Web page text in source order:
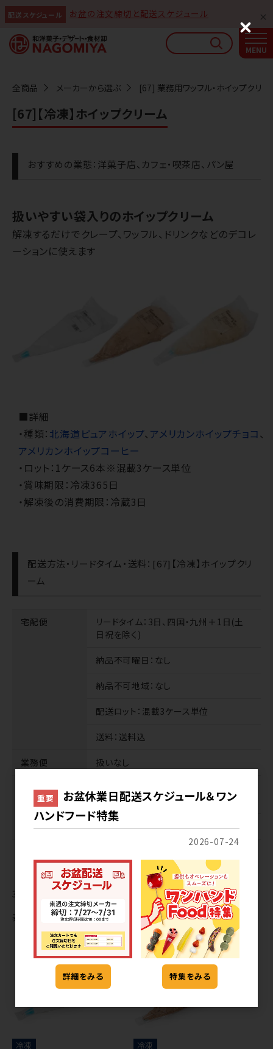
配送スケジュール お盆の注文締切と配送スケジュール
全商品 メーカーから選ぶ [67] 業務用ワッフル・ホイップクリー
[67]【冷凍】ホイップクリーム
おすすめの業態：洋菓子店、カフェ・喫茶店、パン屋
扱いやすい袋入りのホイップクリーム
解凍するだけでクレープ、ワッフル、ドリンクなどのデコレ
ーションに使えます
■詳細
・種類： 北海道ピュアホイップ、 アメリカンホイップチョコ、
アメリカンホイップコーヒー
・ロット：1ケース6本※混載3ケース単位
・賞味期限：冷凍365日
・解凍後の消費期限：冷蔵3日
配送方法・リードタイム・送料：[67]【冷凍】ホイップクリ
ーム
宅配便 リードタイム ：3日、四国・九州＋1日(土
日祝を除く)
納品不可曜日 ：なし
納品不可地域 ：なし
配送ロット ：混載3ケース単位
送料：送料込
業務便 扱いなし
サンプル
で
送料：無料※沖縄を除く
3
件中 1〜3件目
表示切替
冷凍 冷凍
なごみやAIガイド
AIがなごみやの使い方をお答えします
重要
お盆休業日配送スケジュール＆ワン
ハンドフード特集
2026-07-24
詳細をみる 特集をみる
C
l
o